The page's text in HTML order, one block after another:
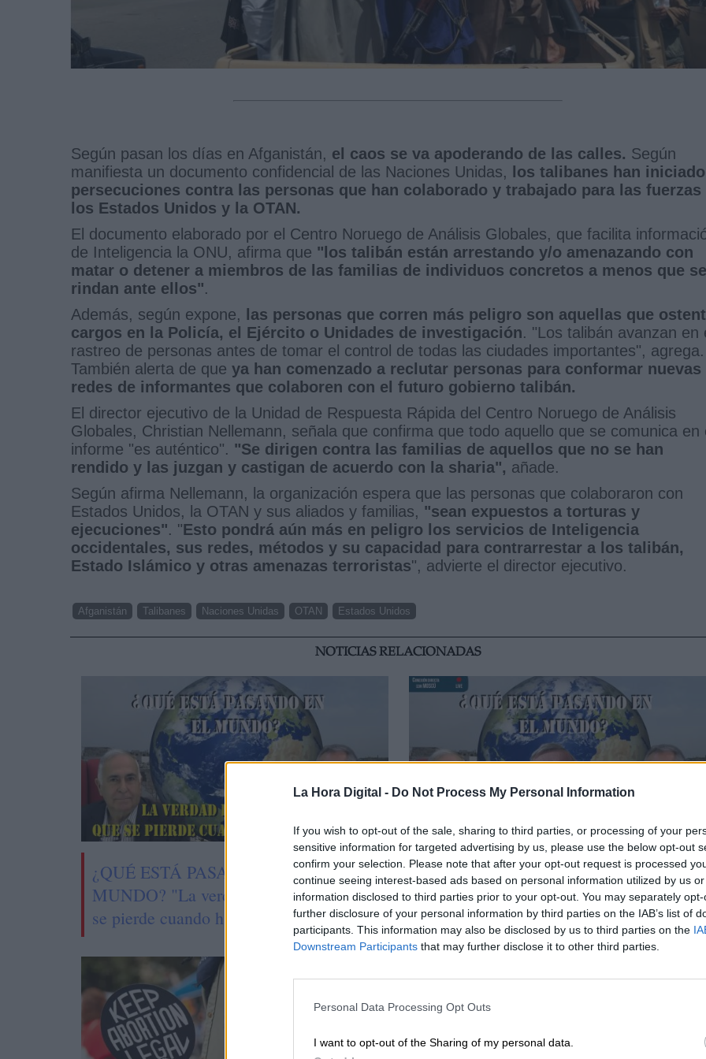
La Hora Digital - Do Not Process My Personal Information
If you wish to opt-out of the sale, sharing to third parties, or processing of your
sensitive information for targeted advertising by us, please use the below opt-out
confirm your selection. Please note that after your opt-out request is processed
continue seeing interest-based ads based on personal information utilized by us
information disclosed to third parties prior to your opt-out. You may separately
further disclosure of your personal information by third parties on the IAB’s list of
participants. This information may also be disclosed by us to third parties on the
Downstream Participants that may further disclose it to other third parties.
Personal Data Processing Opt Outs
I want to opt-out of the Sharing of my personal data.
Según pasan los días en Afganistán, el caos se va apoderando de las calles. Según
manifiesta un documento confidencial de las Naciones Unidas, los talibanes han iniciado
persecuciones contra las personas que han colaborado y trabajado para las fuerzas
los Estados Unidos y la OTAN.
El documento elaborado por el Centro Noruego de Análisis Globales, que facilita
de Inteligencia la ONU, afirma que "los talibán están arrestando y/o amenazando con
matar o detener a miembros de las familias de individuos concretos a menos que se
rindan ante ellos".
Además, según expone, las personas que corren más peligro son aquellas que
cargos en la Policía, el Ejército o Unidades de investigación. "Los talibán avanzan en
rastreo de personas antes de tomar el control de todas las ciudades importantes", agrega.
También alerta de que ya han comenzado a reclutar personas para conformar nuevas
redes de informantes que colaboren con el futuro gobierno talibán.
El director ejecutivo de la Unidad de Respuesta Rápida del Centro Noruego de Análisis
Globales, Christian Nellemann, señala que confirma que todo aquello que se comunica en
informe "es auténtico". "Se dirigen contra las familias de aquellos que no se han
rendido y las juzgan y castigan de acuerdo con la sharia", añade.
Según afirma Nellemann, la organización espera que las personas que colaboraron con
Estados Unidos, la OTAN y sus aliados y familias, "sean expuestos a torturas y
ejecuciones". "Esto pondrá aún más en peligro los servicios de Inteligencia
occidentales, sus redes, métodos y su capacidad para contrarrestar a los talibán,
Estado Islámico y otras amenazas terroristas", advierte el director ejecutivo.
Afganistán Talibanes Naciones Unidas OTAN Estados Unidos
NOTICIAS RELACIONADAS
¿QUÉ ESTÁ PASANDO EN EL
MUNDO? "La verdad es lo primero que
se pierde cuando hay una guerra"
Sysoev: "EEUU quiere pasar a Europa la
responsabilidad de financiar este
conflicto"